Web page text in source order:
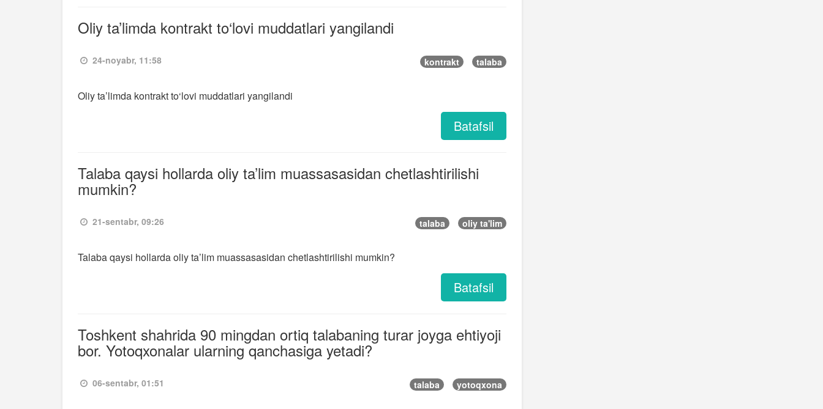
Oliy ta’limda kontrakt to‘lovi muddatlari yangilandi
24-noyabr, 11:58 kontrakt talaba
Oliy ta’limda kontrakt to‘lovi muddatlari yangilandi
Batafsil
Talaba qaysi hollarda oliy ta’lim muassasasidan chetlashtirilishi
mumkin?
21-sentabr, 09:26 talaba oliy ta'lim
Talaba qaysi hollarda oliy ta’lim muassasasidan chetlashtirilishi mumkin?
Batafsil
Toshkent shahrida 90 mingdan ortiq talabaning turar joyga ehtiyoji
bor. Yotoqxonalar ularning qanchasiga yetadi?
06-sentabr, 01:51 talaba yotoqxona